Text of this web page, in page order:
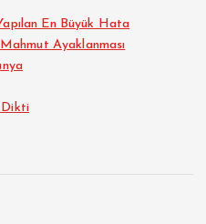
En Büyük Hata
Ayaklanması
Dikti